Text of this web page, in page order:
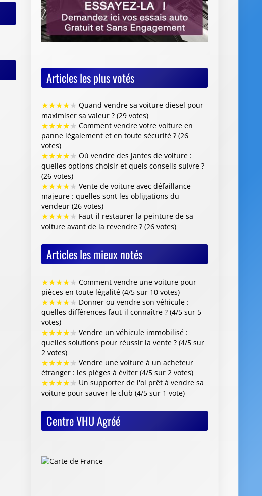
Articles les plus votés
★★★★★ Quand vendre sa voiture diesel pour
maximiser sa valeur ? (29 votes)
★★★★★ Comment vendre votre voiture en
panne légalement et en toute sécurité ? (26
votes)
★★★★★ Où vendre des jantes de voiture :
quelles options choisir et quels conseils suivre ?
(26 votes)
★★★★★ Vente de voiture avec défaillance
majeure : quelles sont les obligations du
vendeur (26 votes)
★★★★★ Faut-il restaurer la peinture de sa
voiture avant de la revendre ? (26 votes)
Articles les mieux notés
★★★★★ Comment vendre une voiture pour
pièces en toute légalité (4/5 sur 10 votes)
★★★★★ Donner ou vendre son véhicule :
quelles différences faut-il connaître ? (4/5 sur 5
votes)
★★★★★ Vendre un véhicule immobilisé :
quelles solutions pour réussir la vente ? (4/5 sur
2 votes)
★★★★★ Vendre une voiture à un acheteur
étranger : les pièges à éviter (4/5 sur 2 votes)
★★★★★ Un supporter de l'ol prêt à vendre sa
voiture pour sauver le club (4/5 sur 1 vote)
Centre VHU Agréé